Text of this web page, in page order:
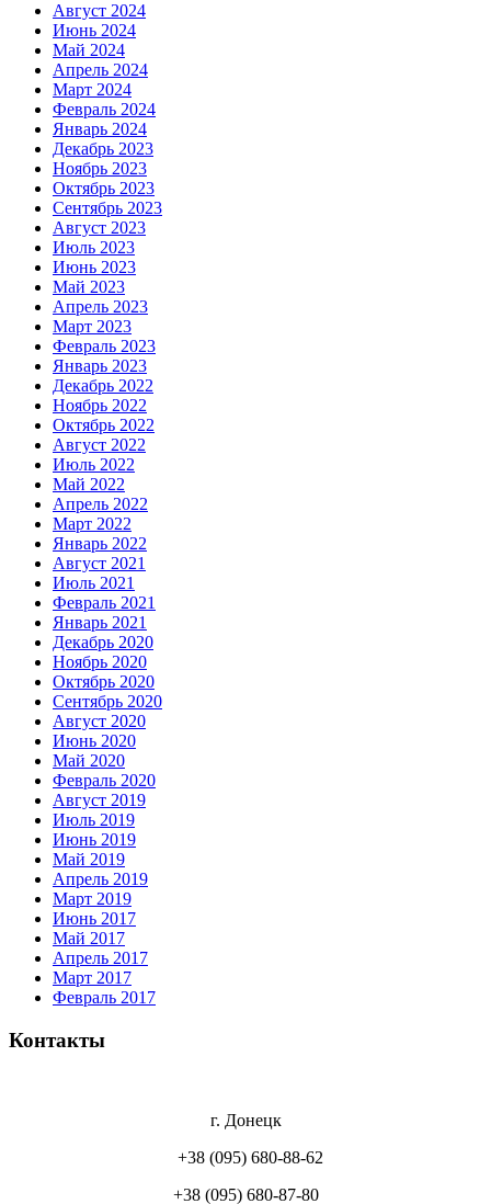
Август 2024
Июнь 2024
Май 2024
Апрель 2024
Март 2024
Февраль 2024
Январь 2024
Декабрь 2023
Ноябрь 2023
Октябрь 2023
Сентябрь 2023
Август 2023
Июль 2023
Июнь 2023
Май 2023
Апрель 2023
Март 2023
Февраль 2023
Январь 2023
Декабрь 2022
Ноябрь 2022
Октябрь 2022
Август 2022
Июль 2022
Май 2022
Апрель 2022
Март 2022
Январь 2022
Август 2021
Июль 2021
Февраль 2021
Январь 2021
Декабрь 2020
Ноябрь 2020
Октябрь 2020
Сентябрь 2020
Август 2020
Июнь 2020
Май 2020
Февраль 2020
Август 2019
Июль 2019
Июнь 2019
Май 2019
Апрель 2019
Март 2019
Июнь 2017
Май 2017
Апрель 2017
Март 2017
Февраль 2017
Контакты
г. Донецк
+38 (095) 680-88-62
+38 (095) 680-87-80